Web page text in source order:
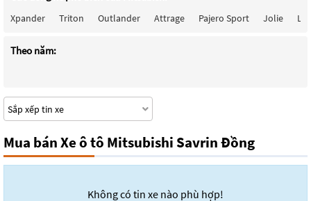
Xpander Triton Outlander Attrage Pajero Sport Jolie
Theo năm:
Mua bán Xe ô tô Mitsubishi Savrin Đồng
Không có tin xe nào phù hợp!